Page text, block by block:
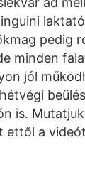
pedig
minden
jól
is.
ettől a